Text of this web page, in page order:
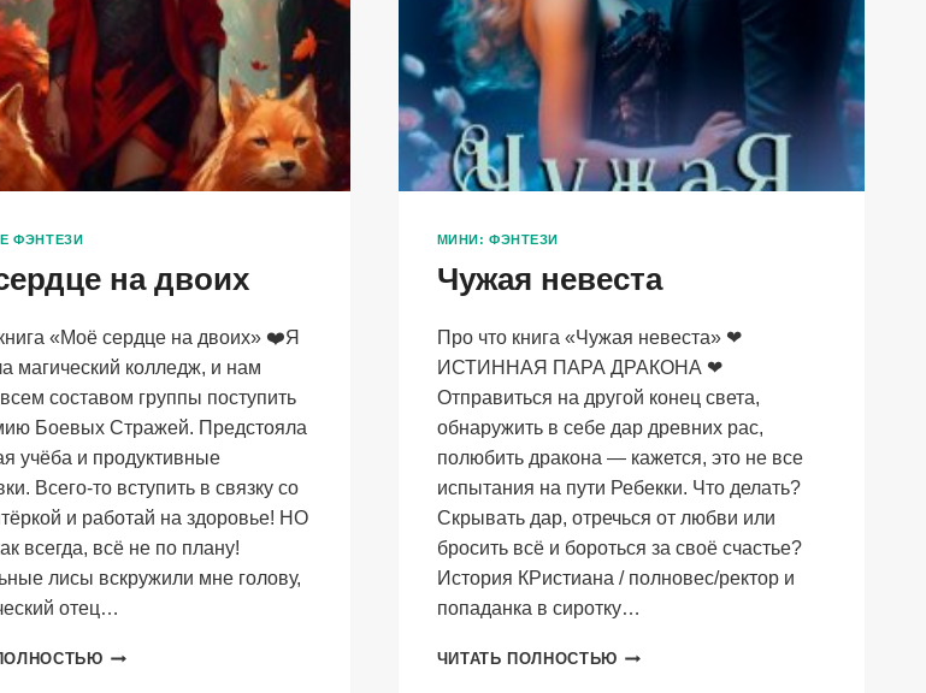
ФЭНТЕЗИ
на двоих
«Моё сердце на двоих» ❤️Я
магический колледж, и нам
составом группы поступить
Боевых Стражей. Предстояла
учёба и продуктивные
Всего-то вступить в связку со
и работай на здоровье! НО
всегда, всё не по плану!
лисы вскружили мне голову,
отец…
МОЁ
МИНИ: ФЭНТЕЗИ
Чужая невеста
Про что книга «Чужая невеста» ❤
ИСТИННАЯ ПАРА ДРАКОНА ❤
Отправиться на другой конец света,
обнаружить в себе дар древних рас,
полюбить дракона — кажется, это не все
испытания на пути Ребекки. Что делать?
Скрывать дар, отречься от любви или
бросить всё и бороться за своё счастье?
История КРистиана / полновес/ректор и
попаданка в сиротку…
ЧИТАТЬ ПОЛНОСТЬЮ ЧУЖАЯ